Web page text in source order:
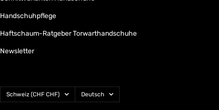
Handschuhpflege
Haftschaum-Ratgeber Torwarthandschuhe
Newsletter
Land/Region
Schweiz (CHF CHF) Sprache
Deutsch